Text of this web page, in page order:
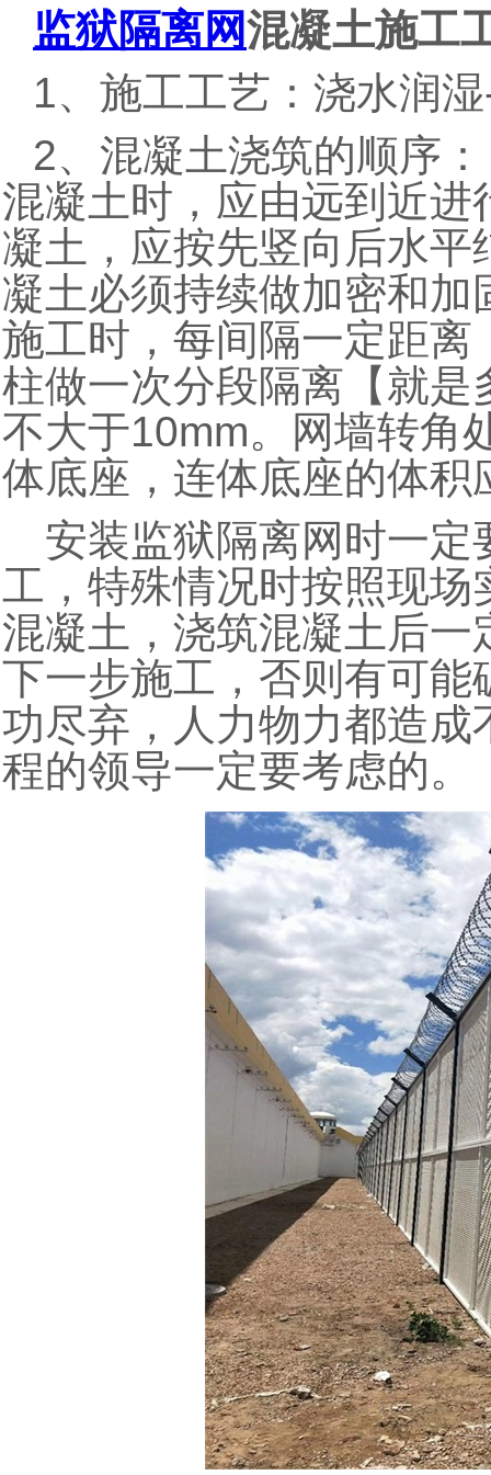
监狱隔离网混凝土施工
1、施工工艺：浇水润
2、混凝土浇筑的顺序
混凝土时，应由远到近
凝土，应按先竖向后水
凝土必须持续做加密和
施工时，每间隔一定距
柱做一次分段隔离【就
不大于10mm。网墙转角
体底座，连体底座的体
安装监狱隔离网时一
工，特殊情况时按照现
混凝土，浇筑混凝土后
下一步施工，否则有可
功尽弃，人力物力都造
程的领导一定要考虑的。